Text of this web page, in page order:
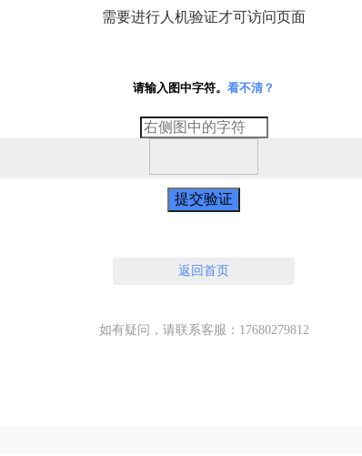
需要进行人机验证才可访问页面
请输入图中字符。 看不清？
提交验证
返回首页
如有疑问，请联系客服：17680279812